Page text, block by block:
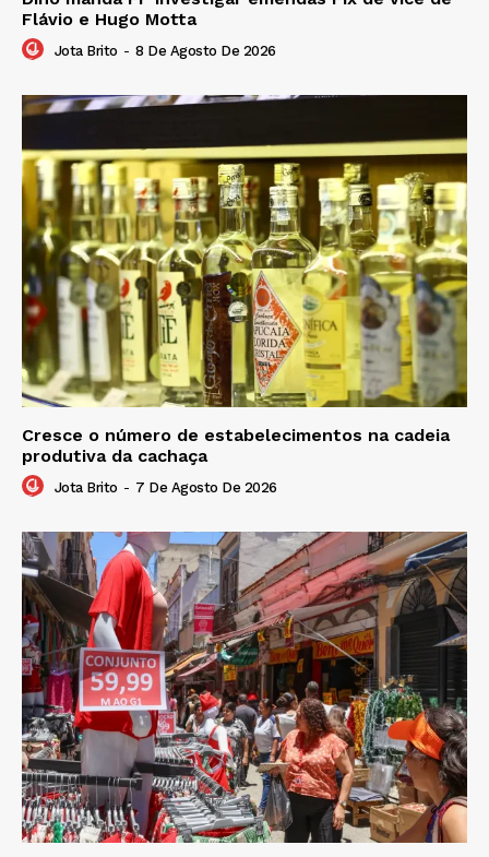
Flávio e Hugo Motta
Jota Brito - 8 De Agosto De 2026
Cresce o número de estabelecimentos na cadeia
produtiva da cachaça
Jota Brito - 7 De Agosto De 2026